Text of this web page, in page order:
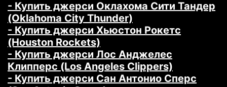
- Купить джерси Оклахома Сити Тандер
(Oklahoma City Thunder)
- Купить джерси Хьюстон Рокетс
(Houston Rockets)
- Купить джерси Лос Анджелес
Клипперс (Los Angeles Clippers)
- Купить джерси Сан Антонио Сперс